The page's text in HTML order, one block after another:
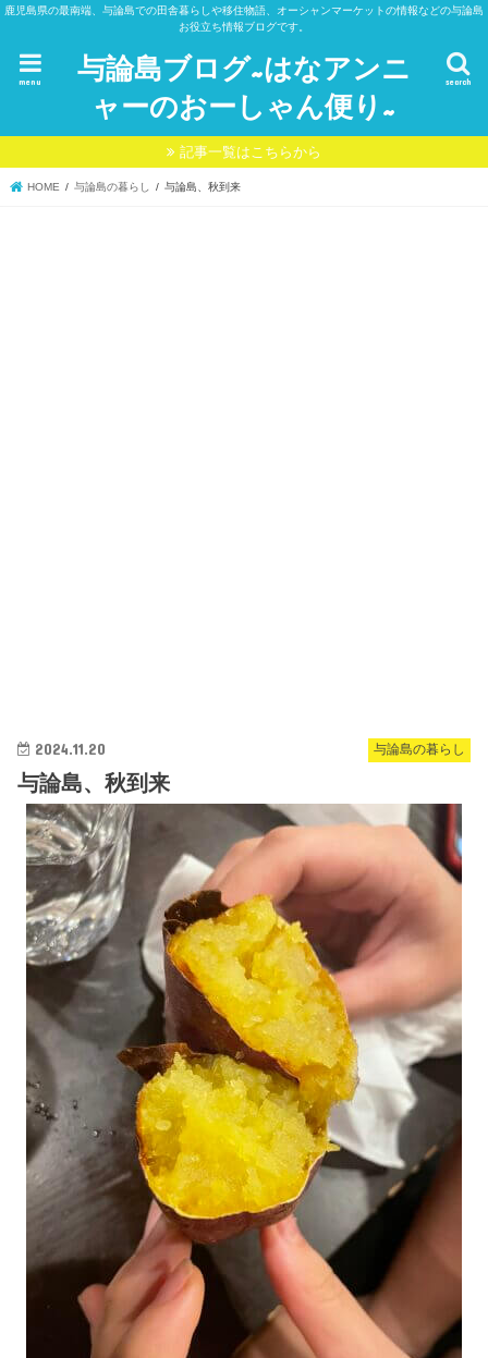
鹿児島県の最南端、与論島での田舎暮らしや移住物語、オーシャンマーケットの情報などの与論島
お役立ち情報ブログです。
与論島ブログ~はなアンニ
ャーのおーしゃん便り~
search
menu
記事一覧はこちらから
HOME 与論島の暮らし 与論島、秋到来
与論島の暮らし
2024.11.20
与論島、秋到来